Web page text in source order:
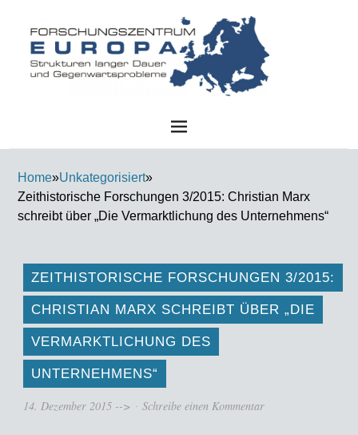
Home»Unkategorisiert»
Zeithistorische Forschungen 3/2015: Christian Marx
schreibt über „Die Vermarktlichung des Unternehmens“
ZEITHISTORISCHE FORSCHUNGEN 3/2015:
CHRISTIAN MARX SCHREIBT ÜBER „DIE
VERMARKTLICHUNG DES
UNTERNEHMENS“
14. Dezember 2015 --> Schreibe einen Kommentar